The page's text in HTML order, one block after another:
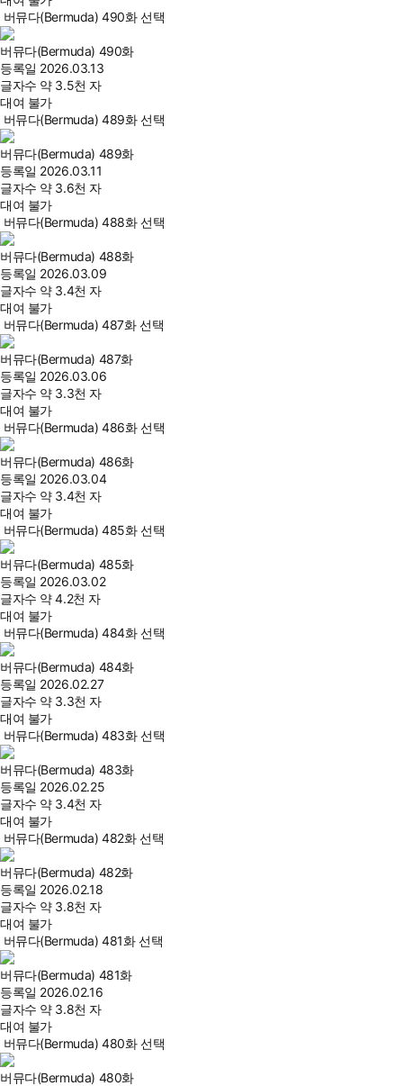
버뮤다(Bermuda) 490화 선택
버뮤다(Bermuda) 490화
등록일 2026.03.13
글자수 약 3.5천 자
대여 불가
버뮤다(Bermuda) 489화 선택
버뮤다(Bermuda) 489화
등록일 2026.03.11
글자수 약 3.6천 자
대여 불가
버뮤다(Bermuda) 488화 선택
버뮤다(Bermuda) 488화
등록일 2026.03.09
글자수 약 3.4천 자
대여 불가
버뮤다(Bermuda) 487화 선택
버뮤다(Bermuda) 487화
등록일 2026.03.06
글자수 약 3.3천 자
대여 불가
버뮤다(Bermuda) 486화 선택
버뮤다(Bermuda) 486화
등록일 2026.03.04
글자수 약 3.4천 자
대여 불가
버뮤다(Bermuda) 485화 선택
버뮤다(Bermuda) 485화
등록일 2026.03.02
글자수 약 4.2천 자
대여 불가
버뮤다(Bermuda) 484화 선택
버뮤다(Bermuda) 484화
등록일 2026.02.27
글자수 약 3.3천 자
대여 불가
버뮤다(Bermuda) 483화 선택
버뮤다(Bermuda) 483화
등록일 2026.02.25
글자수 약 3.4천 자
대여 불가
버뮤다(Bermuda) 482화 선택
버뮤다(Bermuda) 482화
등록일 2026.02.18
글자수 약 3.8천 자
대여 불가
버뮤다(Bermuda) 481화 선택
버뮤다(Bermuda) 481화
등록일 2026.02.16
글자수 약 3.8천 자
대여 불가
버뮤다(Bermuda) 480화 선택
버뮤다(Bermuda) 480화